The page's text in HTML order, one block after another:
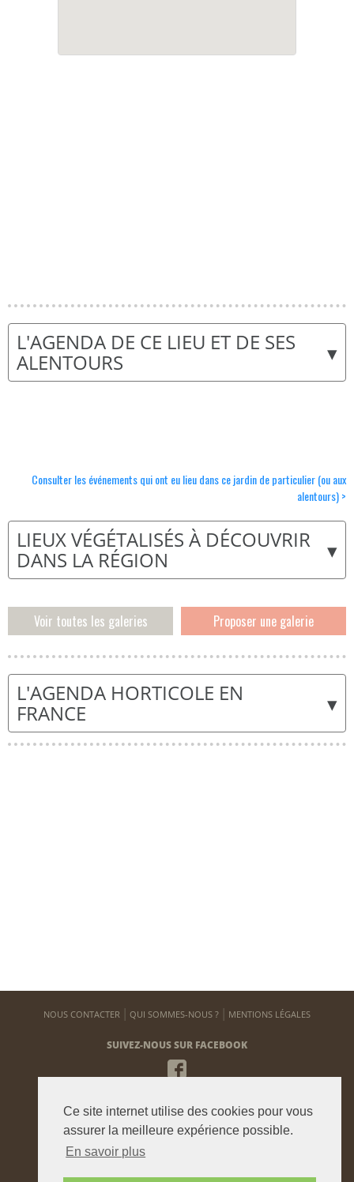
Ce site internet utilise des cookies pour vous
assurer la meilleure expérience possible.
En savoir plus
▾
L'AGENDA DE CE LIEU ET DE SES
ALENTOURS
Consulter les événements qui ont eu lieu dans ce jardin de particulier (ou aux
alentours) >
▾
LIEUX VÉGÉTALISÉS À DÉCOUVRIR
DANS LA RÉGION
Voir toutes les galeries Proposer une galerie
▾
L'AGENDA HORTICOLE EN
FRANCE
NOUS CONTACTER QUI SOMMES-NOUS ? MENTIONS LÉGALES
SUIVEZ-NOUS SUR FACEBOOK
NEWSLETTER
Pour vous tenir informé de notre actualité